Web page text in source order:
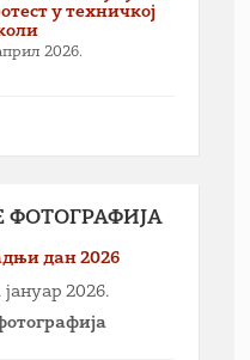
у техничкој
2026.
ФОТОГРАФИЈА
дан 2026
јануар 2026.